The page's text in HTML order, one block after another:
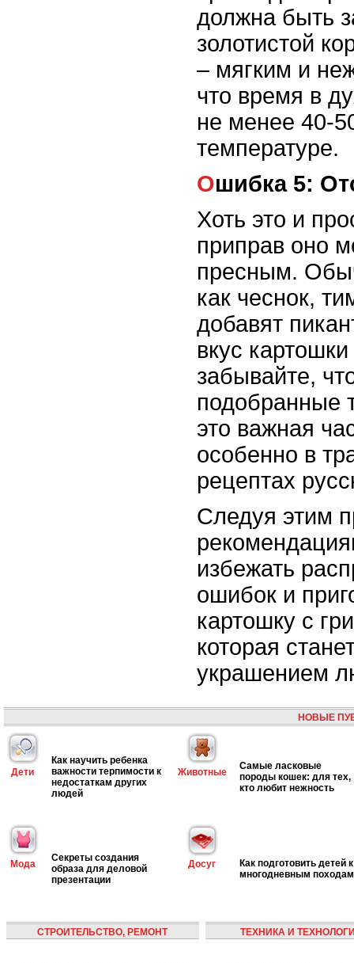
должна быть
золотистой
– мягким и
что время в
не менее 40-
температуре.
Ошибка 5:
Хоть это и
приправ оно
пресным.
как чеснок,
добавят
вкус
забывайте,
подобранные
это важная
особенно в
рецептах
Следуя этим
избежать
ошибок и
картошку с
которая
украшением
НОВЫЕ
Дети
Как научить ребенка
важности терпимости к
недостаткам других
людей
Животные
Самые ласковые
породы кошек: для тех,
кто любит нежность
Мода
Секреты создания
образа для деловой
презентации
Досуг
Как подготовить детей к
многодневным походам
СТРОИТЕЛЬСТВО, РЕМОНТ ТЕХНИКА И